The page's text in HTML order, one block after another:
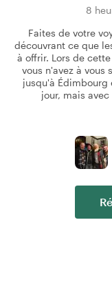
8
Faites de votre
découvrant ce que
à offrir. Lors de
vous n'avez à vous
jusqu'à Édimbourg
jour, mais